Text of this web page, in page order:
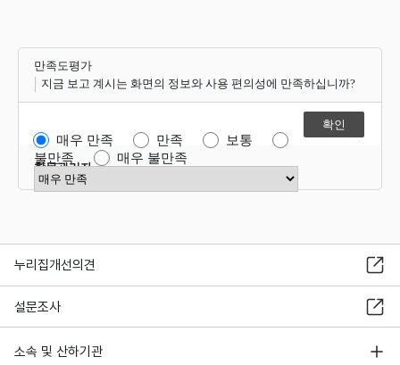
만족도평가
지금 보고 계시는 화면의 정보와 사용 편의성에 만족하십니까?
매우 만족 만족
보통
불만족
매우 불만족
만족도 점수 선택
항목관리자
누리집개선의견
설문조사
소속 및 산하기관